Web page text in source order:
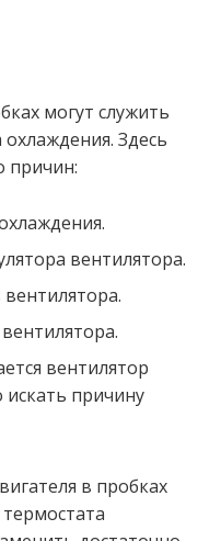
могут служить
Здесь
причин:
вентилятора.
вентилятор
причину
в пробках